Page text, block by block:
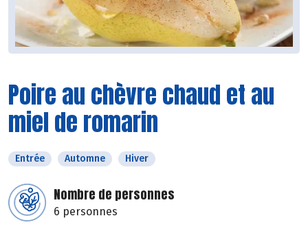
Poire au chèvre chaud et au
miel de romarin
Entrée Automne Hiver
Nombre de personnes
6 personnes